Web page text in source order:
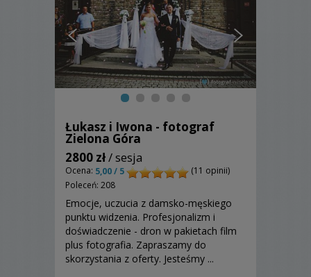
Łukasz i Iwona - fotograf
Zielona Góra
2800 zł/ sesja
Ocena: 5,00 / 5
(11 opinii)
Poleceń: 208
Emocje, uczucia z damsko-męskiego
punktu widzenia. Profesjonalizm i
doświadczenie - dron w pakietach film
plus fotografia. Zapraszamy do
skorzystania z oferty. Jesteśmy ...